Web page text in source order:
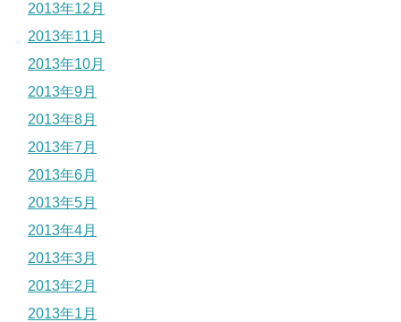
2013年12月
2013年11月
2013年10月
2013年9月
2013年8月
2013年7月
2013年6月
2013年5月
2013年4月
2013年3月
2013年2月
2013年1月